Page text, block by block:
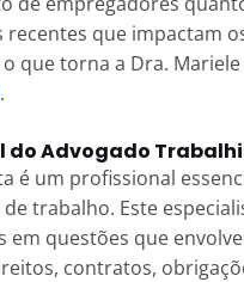
recentes que impactam
que torna a Dra.
.
do Advogado
é um profissional
trabalho. Este
em questões que
contratos,